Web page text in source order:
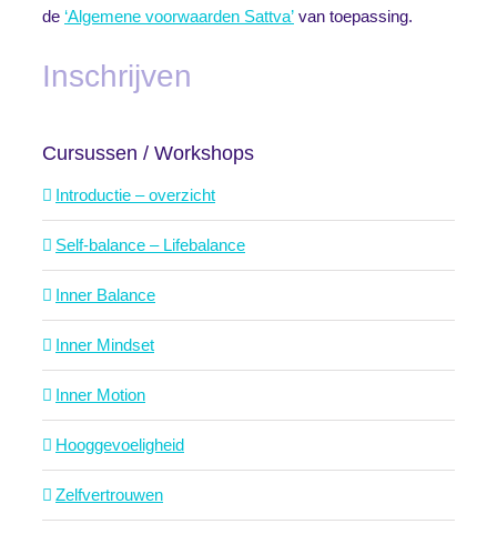
de ‘Algemene voorwaarden Sattva’ van toepassing.
Inschrijven
Cursussen / Workshops
Introductie – overzicht
Self-balance – Lifebalance
Inner Balance
Inner Mindset
Inner Motion
Hooggevoeligheid
Zelfvertrouwen